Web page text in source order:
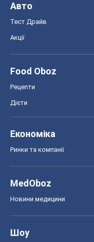
Авто
Тест Драйв
Акції
Food Oboz
Рецепти
Дієти
Економіка
Ринки та компанії
MedOboz
Новини медицини
Шоу